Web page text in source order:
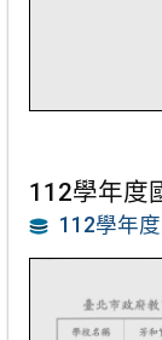
112學年度
112學年